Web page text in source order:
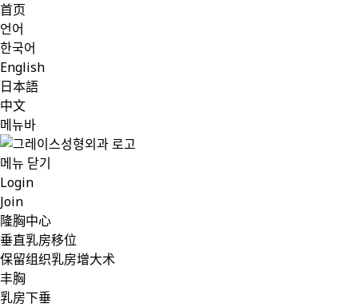
首页
언어
한국어
English
日本語
中文
메뉴바
메뉴 닫기
Login
Join
隆胸中心
垂直乳房移位
保留组织乳房增大术
丰胸
乳房下垂